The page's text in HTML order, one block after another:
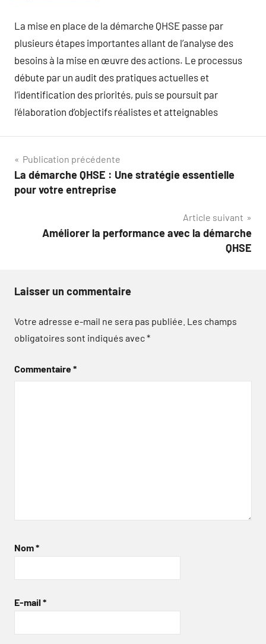
La mise en place de la démarche QHSE passe par
plusieurs étapes importantes allant de l’analyse des
besoins à la mise en œuvre des actions. Le processus
débute par un audit des pratiques actuelles et
l’identification des priorités, puis se poursuit par
l’élaboration d’objectifs réalistes et atteignables
Navigation
de
Publication précédente
La démarche QHSE : Une stratégie essentielle
pour votre entreprise
Article suivant
Améliorer la performance avec la démarche
QHSE
Laisser un commentaire
Votre adresse e-mail ne sera pas publiée. Les champs
obligatoires sont indiqués avec*
Commentaire*
Nom*
E-mail *